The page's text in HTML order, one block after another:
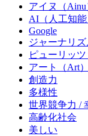
アイヌ（Ainu
AI（人工知能
Google
ジャーナリズ
ピューリッ
アート（Art）
創造力
多様性
世界競争力 /
高齢化社会
美しい